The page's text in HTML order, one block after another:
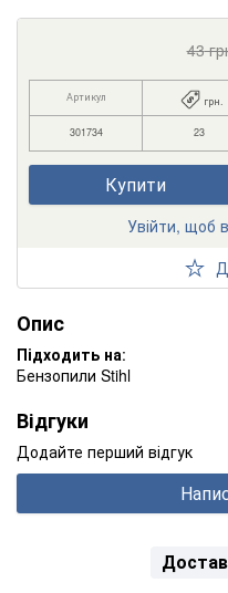
43
Артикул грн.
301734 23
Купити
Увійти, щоб
Опис
Підходить на:
Бензопили Stihl
Відгуки
Додайте перший відгук